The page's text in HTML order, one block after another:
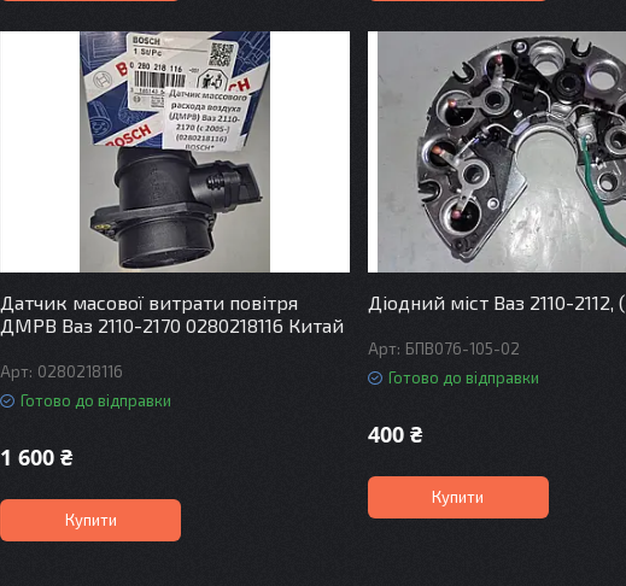
Датчик масової витрати повітря
ДМРВ Ваз 2110-2170 0280218116 Китай
0280218116
Готово до відправки
1 600 ₴
Купити
Діодний міст Ваз 2110-2112,
БПВ076-105-02
Готово до відправки
400 ₴
Купити